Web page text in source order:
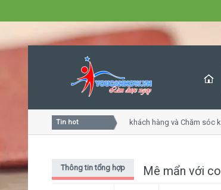
Tin hot
Khóa học Tư duy dịch vụ khách hàng và Chăm sóc
Mê mẩn với
Thông tin tổng hợp